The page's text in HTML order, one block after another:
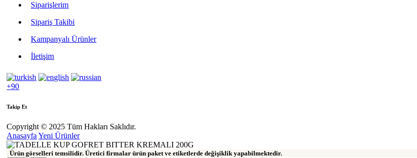
Siparişlerim
Sipariş Takibi
Kampanyalı Ürünler
İletişim
+90
Takip Et
Copyright © 2025 Tüm Hakları Saklıdır.
Anasayfa Yeni Ürünler
Ürün görselleri temsilidir. Üretici firmalar ürün paket ve etiketlerde değişiklik yapabilmektedir.